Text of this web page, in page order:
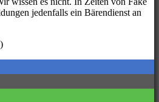
jedenfalls ein Bärendienst an